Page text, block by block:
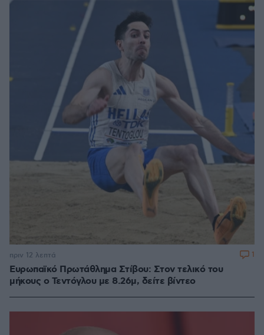
Ευρωπαϊκό Πρωτάθλημα Στίβου: Στον τελικό του
μήκους ο Τεντόγλου με 8.26μ, δείτε βίντεο
πριν 12 λεπτά 1